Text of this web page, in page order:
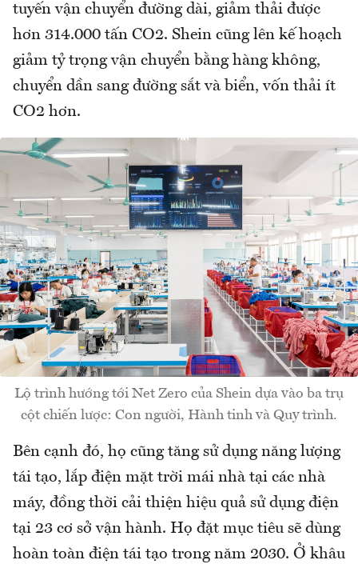
tuyến vận chuyển đường dài, giảm thải được
hơn 314.000 tấn CO2. Shein cũng lên kế hoạch
giảm tỷ trọng vận chuyển bằng hàng không,
chuyển dần sang đường sắt và biển, vốn thải ít
CO2 hơn.
Lộ trình hướng tới Net Zero của Shein dựa vào ba trụ
cột chiến lược: Con người, Hành tinh và Quy trình.
Bên cạnh đó, họ cũng tăng sử dụng năng lượng
tái tạo, lắp điện mặt trời mái nhà tại các nhà
máy, đồng thời cải thiện hiệu quả sử dụng điện
tại 23 cơ sở vận hành. Họ đặt mục tiêu sẽ dùng
hoàn toàn điện tái tạo trong năm 2030. Ở khâu